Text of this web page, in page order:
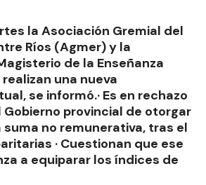
la Asociación Gremial del
Ríos (Agmer) y la
de la Enseñanza
una nueva
se informó.· Es en rechazo
Gobierno provincial de otorgar
no remunerativa, tras el
· Cuestionan que ese
a equiparar los índices de